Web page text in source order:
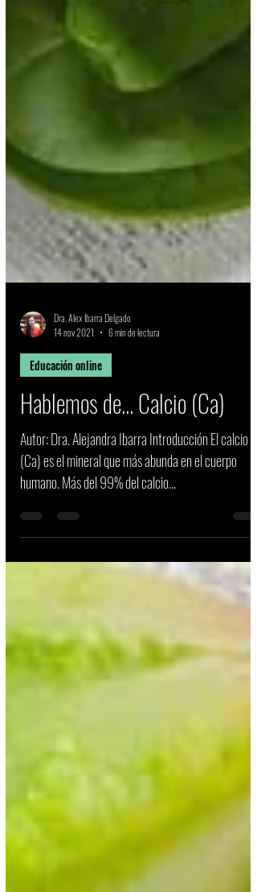
Dra. Alex Ibarra Delgado
14 nov 2021
6 min de lectura
Educación online
Hablemos de... Calcio (Ca)
Autor: Dra. Alejandra Ibarra Introducción El calcio
(Ca) es el mineral que más abunda en el cuerpo
humano. Más del 99% del calcio...